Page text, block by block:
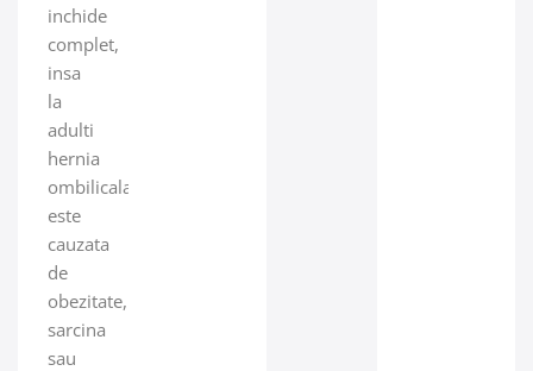
inchide
complet,
insa
la
adulti
hernia
ombilicala
este
cauzata
de
obezitate,
sarcina
sau